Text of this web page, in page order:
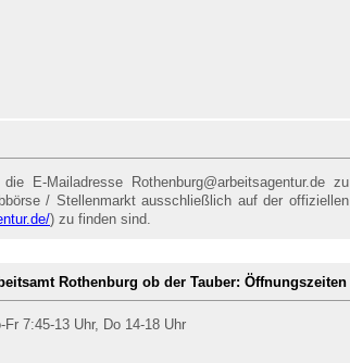
E-Mailadresse Rothenburg@arbeitsagentur.de zu
/ Stellenmarkt ausschließlich auf der offiziellen
) zu finden sind.
Rothenburg ob der Tauber: Öffnungszeiten
Fr 7:45-13 Uhr, Do 14-18 Uhr